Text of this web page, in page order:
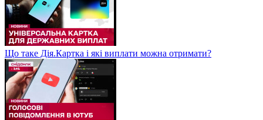
Що таке Дія.Картка і які виплати можна отримати?